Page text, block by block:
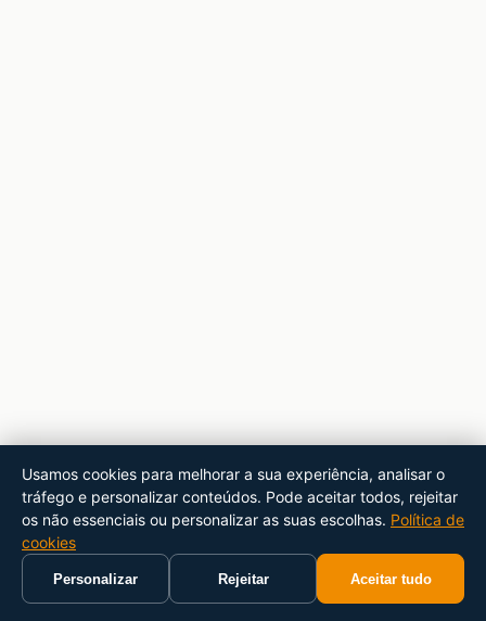
Usamos cookies para melhorar a sua experiência, analisar o
tráfego e personalizar conteúdos. Pode aceitar todos, rejeitar
os não essenciais ou personalizar as suas escolhas. Política de
cookies
Personalizar Rejeitar Aceitar tudo